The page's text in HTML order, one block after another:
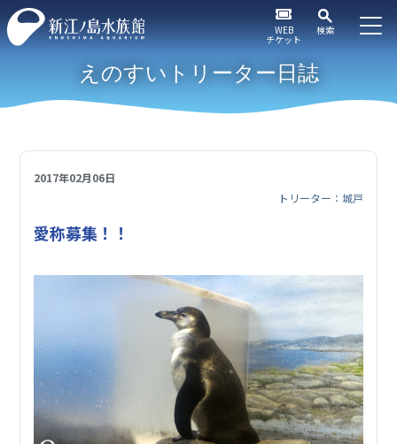
WEB
チケット
検索
えのすいトリーター日誌
2017年02月06日
トリーター：城戸
愛称募集！！